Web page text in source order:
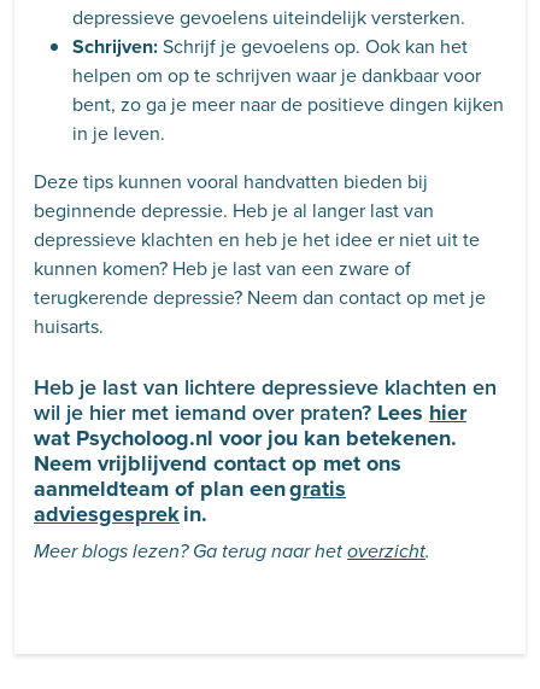
depressieve gevoelens uiteindelijk versterken.
Schrijven:Schrijf je gevoelens op. Ook kan het
helpen om op te schrijven waar je dankbaar voor
bent, zo ga je meer naar de positieve dingen kijken
in je leven.
Deze tips kunnen vooral handvatten bieden bij
beginnende depressie. Heb je al langer last van
depressieve klachten en heb je het idee er niet uit te
kunnen komen? Heb je last van een zware of
terugkerende depressie? Neem dan contact op met je
huisarts.
Heb je last van lichtere depressieve klachten en
wil je hier met iemand over praten? Lees hier
wat Psycholoog.nl voor jou kan betekenen.
Neem vrijblijvend contact op met ons
aanmeldteam of plan eengratis
adviesgesprekin.
Meer blogs lezen? Ga terug naar het overzicht.